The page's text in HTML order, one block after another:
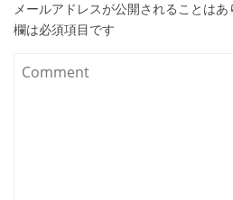
メールアドレスが公開されることはあ
欄は必須項目です